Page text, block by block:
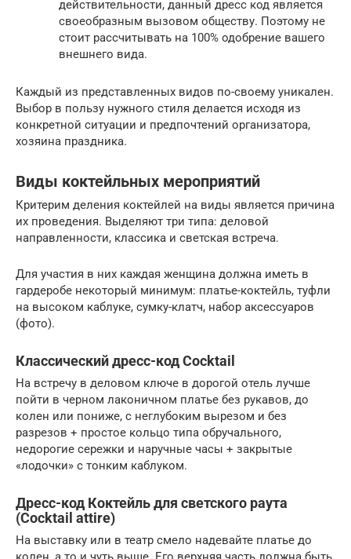
действительности, данный дресс код является
своеобразным вызовом обществу. Поэтому не
стоит рассчитывать на 100% одобрение вашего
внешнего вида.
Каждый из представленных видов по-своему уникален.
Выбор в пользу нужного стиля делается исходя из
конкретной ситуации и предпочтений организатора,
хозяина праздника.
Виды коктейльных мероприятий
Критерим деления коктейлей на виды является причина
их проведения. Выделяют три типа: деловой
направленности, классика и светская встреча.
Для участия в них каждая женщина должна иметь в
гардеробе некоторый минимум: платье-коктейль, туфли
на высоком каблуке, сумку-клатч, набор аксессуаров
(фото).
Классический дресс-код Cocktail
На встречу в деловом ключе в дорогой отель лучше
пойти в черном лаконичном платье без рукавов, до
колен или пониже, с неглубоким вырезом и без
разрезов + простое кольцо типа обручального,
недорогие сережки и наручные часы + закрытые
«лодочки» с тонким каблуком.
Дресс-код Коктейль для светского раута
(Cocktail attire)
На выставку или в театр смело надевайте платье до